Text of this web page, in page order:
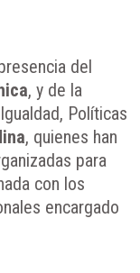
del
, y de la
Políticas
, quienes han
para
con los
encargado